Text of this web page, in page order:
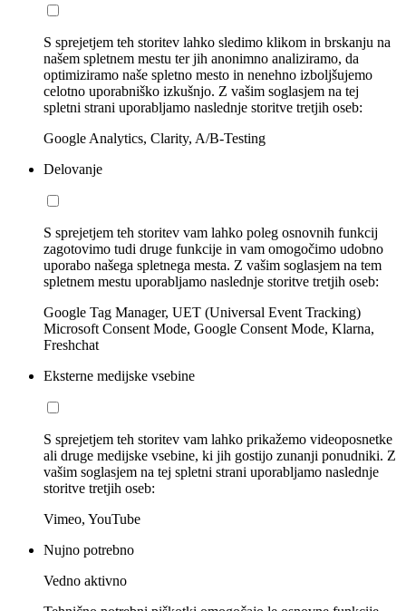
S sprejetjem teh storitev lahko sledimo klikom in brskanju na
našem spletnem mestu ter jih anonimno analiziramo, da
optimiziramo naše spletno mesto in nenehno izboljšujemo
celotno uporabniško izkušnjo. Z vašim soglasjem na tej
spletni strani uporabljamo naslednje storitve tretjih oseb:
Google Analytics, Clarity, A/B-Testing
Delovanje
S sprejetjem teh storitev vam lahko poleg osnovnih funkcij
zagotovimo tudi druge funkcije in vam omogočimo udobno
uporabo našega spletnega mesta. Z vašim soglasjem na tem
spletnem mestu uporabljamo naslednje storitve tretjih oseb:
Google Tag Manager, UET (Universal Event Tracking)
Microsoft Consent Mode, Google Consent Mode, Klarna,
Freshchat
Eksterne medijske vsebine
S sprejetjem teh storitev vam lahko prikažemo videoposnetke
ali druge medijske vsebine, ki jih gostijo zunanji ponudniki. Z
vašim soglasjem na tej spletni strani uporabljamo naslednje
storitve tretjih oseb:
Vimeo, YouTube
Nujno potrebno
Vedno aktivno